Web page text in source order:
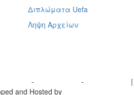
Διπλώματα Uefa
Ληψη Αρχείων
- -
|
and Hosted by